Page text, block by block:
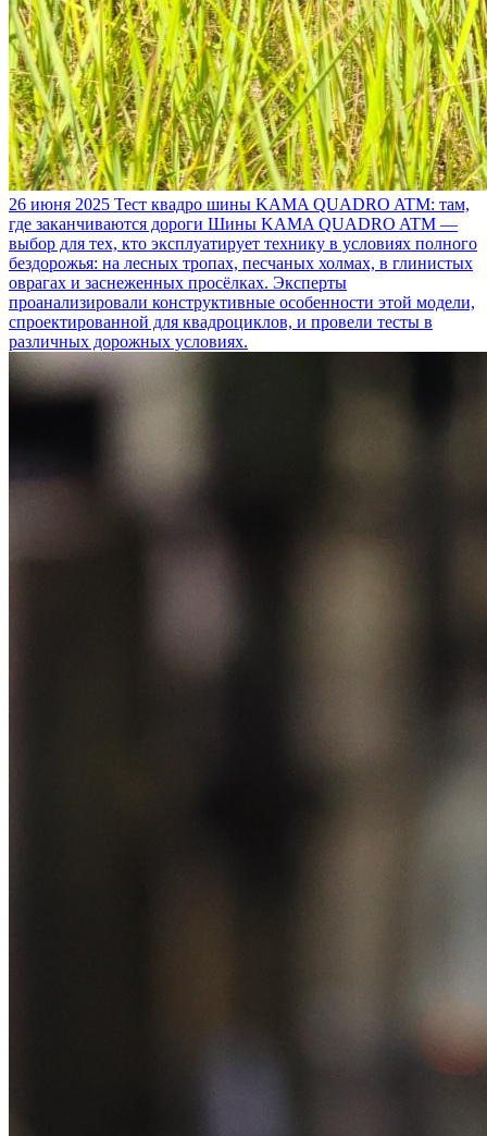
26 июня 2025 Тест квадро шины KAMA QUADRO ATM: там,
где заканчиваются дороги Шины KAMA QUADRO ATM —
выбор для тех, кто эксплуатирует технику в условиях полного
бездорожья: на лесных тропах, песчаных холмах, в глинистых
оврагах и заснеженных просёлках. Эксперты
проанализировали конструктивные особенности этой модели,
спроектированной для квадроциклов, и провели тесты в
различных дорожных условиях.